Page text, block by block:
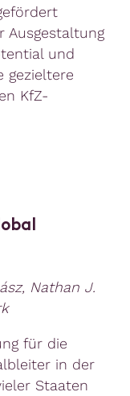
Ausgestaltung
und
gezieltere
KfZ-
Nathan J.
für die
in der
Staaten